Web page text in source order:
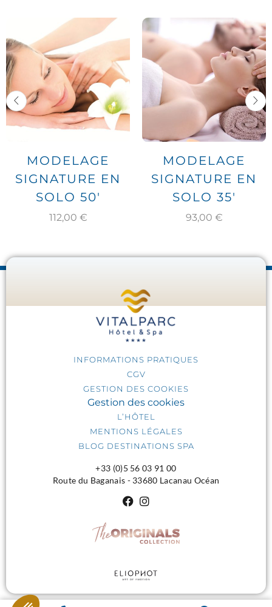
MODELAGE
SIGNATURE EN
SOLO 50′
112,00 €
MODELAGE
SIGNATURE EN
SOLO 35′
93,00 €
INFORMATIONS PRATIQUES
CGV
GESTION DES COOKIES
Gestion des cookies
L’HÔTEL
MENTIONS LÉGALES
BLOG DESTINATIONS SPA
+33 (0)5 56 03 91 00
Route du Baganais - 33680 Lacanau Océan